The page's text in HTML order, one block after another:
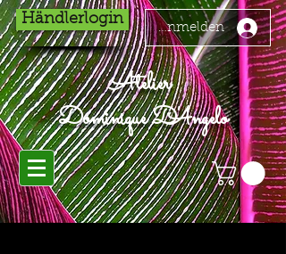
Händlerlogin
Anmelden
Atelier
Dominique D'Angelo